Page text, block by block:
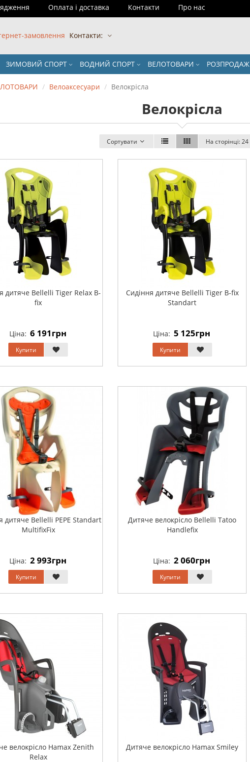
Оплата і доставка Контакти Про нас
замовлення Контакти:
ЗИМОВИЙ СПОРТ ВОДНИЙ СПОРТ ВЕЛОТОВАРИ РОЗПРОДАЖ
Велоаксесуари Велокрісла
Велокрісла
Сортувати На сторінці:24
дитяче Bellelli Tiger Relax B-
fix
Ціна: 6 191грн
Купити
Сидіння дитяче Bellelli Tiger B-fix
Standart
Ціна: 5 125грн
Купити
дитяче Bellelli PEPE Standart
MultifixFix
Ціна: 2 993грн
Купити
Дитяче велокрісло Bellelli Tatoo
Handlefix
Ціна: 2 060грн
Купити
велокрісло Hamax Zenith
Relax
Дитяче велокрісло Hamax Smiley